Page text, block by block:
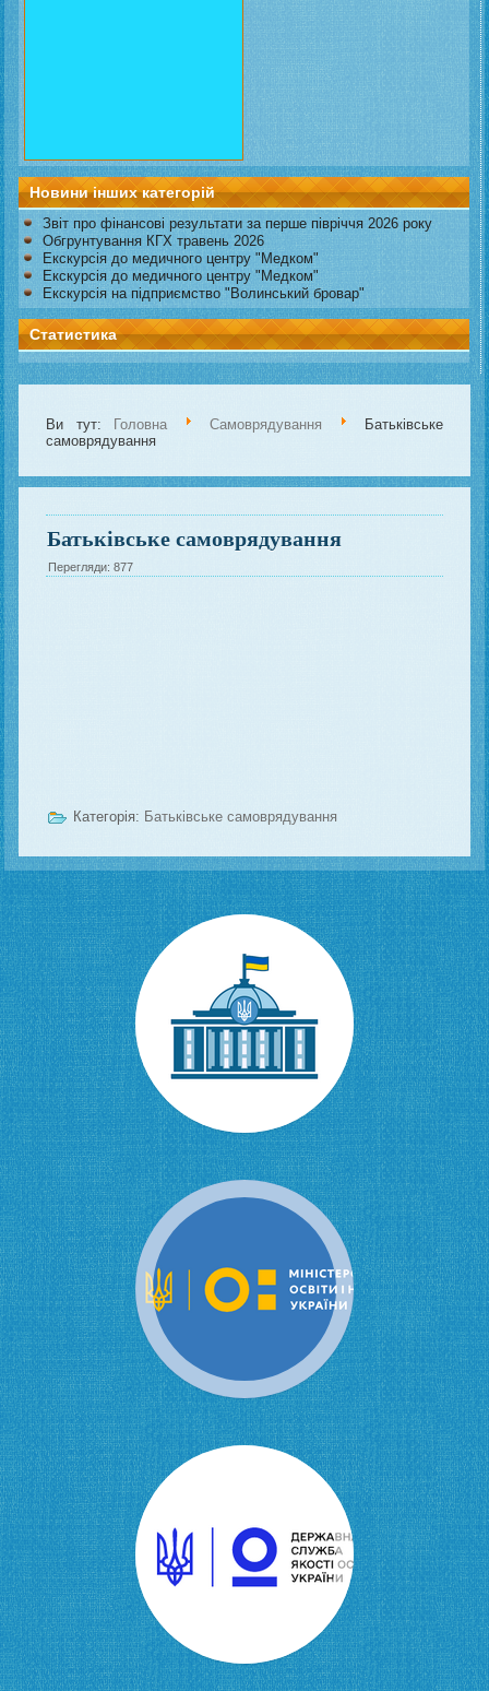
Новини інших категорій
Звіт про фінансові результати за перше півріччя 2026 року
Обгрунтування КГХ травень 2026
Екскурсія до медичного центру "Медком"
Екскурсія до медичного центру "Медком"
Екскурсія на підприємство "Волинський бровар"
Статистика
Ви тут: Головна Самоврядування
Батьківське
самоврядування
Батьківське самоврядування
Перегляди: 877
Категорія: Батьківське самоврядування